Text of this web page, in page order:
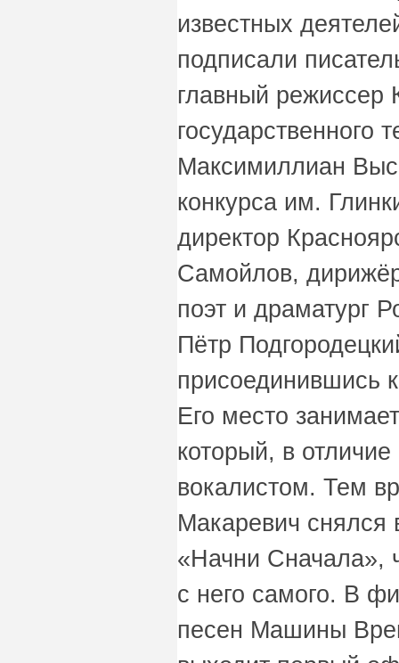
известных
подписали
главный режиссер
государственного
Максимиллиан
конкурса им.
директор
Самойлов,
поэт и драматург
Пётр
присоединившись
Его место
который, в
вокалистом. Тем
Макаревич снялся
«Начни Сначала»,
с него самого. В
песен Машины